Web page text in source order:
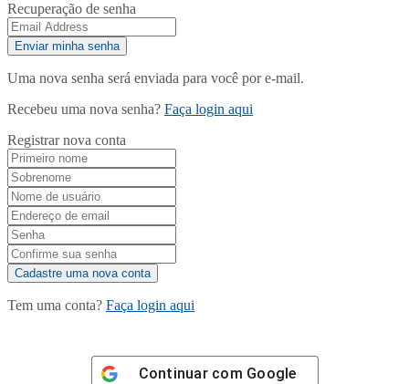
Recuperação de senha
Uma nova senha será enviada para você por e-mail.
Recebeu uma nova senha? Faça login aqui
Registrar nova conta
Tem uma conta? Faça login aqui
Continuar com Google